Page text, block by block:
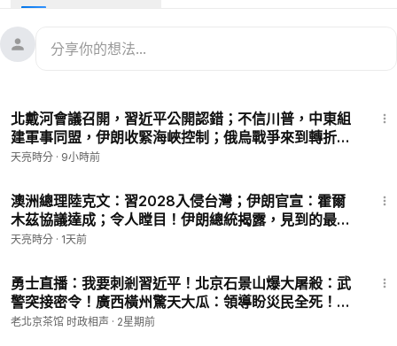
北戴河會議召開，習近平公開認錯；不信川普，中東組
建軍事同盟，伊朗收緊海峽控制；俄烏戰爭來到轉折點
(天亮論政第2065集 20260806)
天亮時分 · 9小時前
澳洲總理陸克文：習2028入侵台灣；伊朗官宣：霍爾
木茲協議達成；令人瞠目！伊朗總統揭露，見到的最高
領袖真相(天亮論政第2064集 20260805)
天亮時分 · 1天前
勇士直播：我要刺剎習近平！北京石景山爆大屠殺：武
警突接密令！廣西橫州驚天大瓜：領導盼災民全死！易
烊千玺《澎湖海战》遭撤档！（老北京茶館/第1694
老北京茶馆 时政相声 · 2星期前